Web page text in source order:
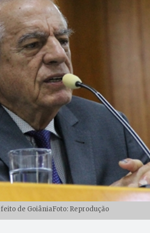
de GoiâniaFoto: Reprodução